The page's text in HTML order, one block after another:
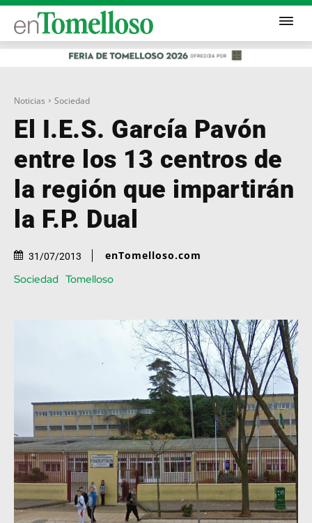
Noticias Sociedad
El I.E.S. García Pavón
entre los 13 centros de
la región que impartirán
la F.P. Dual
31/07/2013 enTomelloso.com
Sociedad Tomelloso